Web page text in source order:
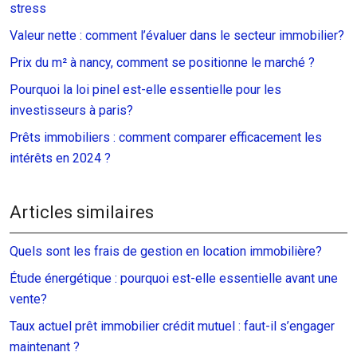
stress
Valeur nette : comment l’évaluer dans le secteur immobilier?
Prix du m² à nancy, comment se positionne le marché ?
Pourquoi la loi pinel est-elle essentielle pour les
investisseurs à paris?
Prêts immobiliers : comment comparer efficacement les
intérêts en 2024 ?
Articles similaires
Quels sont les frais de gestion en location immobilière?
Étude énergétique : pourquoi est-elle essentielle avant une
vente?
Taux actuel prêt immobilier crédit mutuel : faut-il s’engager
maintenant ?